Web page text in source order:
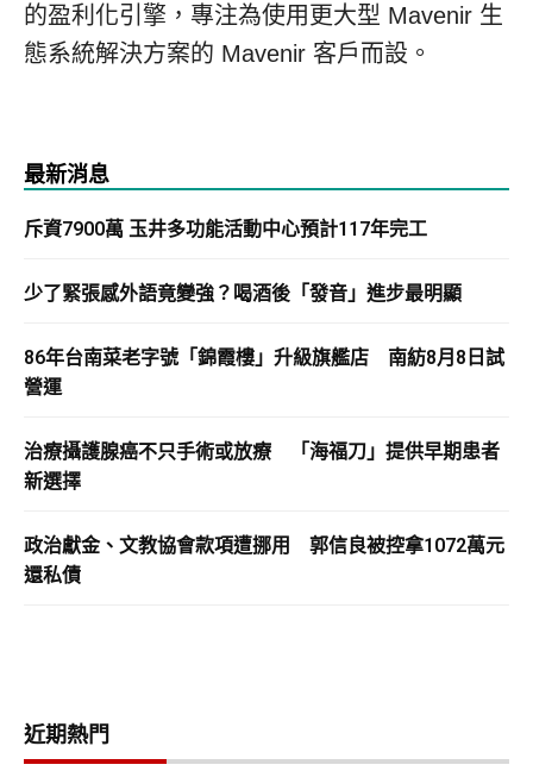
的盈利化引擎，專注為使用更大型 Mavenir 生
態系統解決方案的 Mavenir 客戶而設。
最新消息
斥資7900萬 玉井多功能活動中心預計117年完工
少了緊張感外語竟變強？喝酒後「發音」進步最明顯
86年台南菜老字號「錦霞樓」升級旗艦店 南紡8月8日試
營運
治療攝護腺癌不只手術或放療 「海福刀」提供早期患者
新選擇
政治獻金、文教協會款項遭挪用 郭信良被控拿1072萬元
還私債
近期熱門